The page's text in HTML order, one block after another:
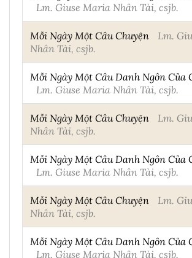
Lm. Giuse Maria Nhân Tài, csjb.
Mỗi Ngày Một Câu Chuyện
Lm.
Nhân Tài, csjb.
Mỗi Ngày Một Câu Danh Ngôn Của
Lm. Giuse Maria Nhân Tài, csjb.
Mỗi Ngày Một Câu Chuyện
Lm.
Nhân Tài, csjb.
Mỗi Ngày Một Câu Danh Ngôn Của
Lm. Giuse Maria Nhân Tài, csjb.
Mỗi Ngày Một Câu Chuyện
Lm.
Nhân Tài, csjb.
Mỗi Ngày Một Câu Danh Ngôn Của
Lm. Giuse Maria Nhân Tài, csjb.